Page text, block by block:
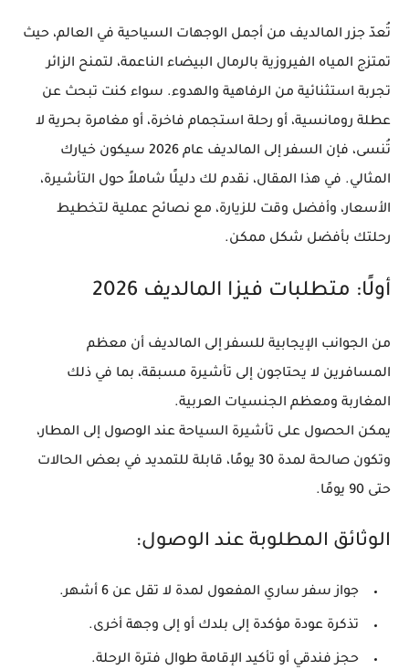
تُعدّ جزر المالديف من أجمل الوجهات السياحية في العالم، حيث
تمتزج المياه الفيروزية بالرمال البيضاء الناعمة، لتمنح الزائر
تجربة استثنائية من الرفاهية والهدوء. سواء كنت تبحث عن
عطلة رومانسية، أو رحلة استجمام فاخرة، أو مغامرة بحرية لا
تُنسى، فإن السفر إلى المالديف عام 2026
سيكون خيارك
المثالي. في هذا المقال، نقدم لك دليلًا شاملاً حول التأشيرة،
الأسعار، وأفضل وقت للزيارة، مع نصائح عملية لتخطيط
رحلتك بأفضل شكل ممكن.
أولًا: متطلبات فيزا المالديف 2026
من الجوانب الإيجابية للسفر إلى المالديف أن معظم
المسافرين لا يحتاجون إلى تأشيرة مسبقة، بما في ذلك
المغاربة ومعظم الجنسيات العربية.
يمكن الحصول على تأشيرة السياحة عند الوصول إلى المطار،
وتكون صالحة لمدة 30 يومًا
، قابلة للتمديد في بعض الحالات
حتى 90 يومًا.
الوثائق المطلوبة عند الوصول:
جواز سفر ساري المفعول لمدة لا تقل عن 6 أشهر.
تذكرة عودة مؤكدة إلى بلدك أو إلى وجهة أخرى.
حجز فندقي أو تأكيد الإقامة طوال فترة الرحلة.